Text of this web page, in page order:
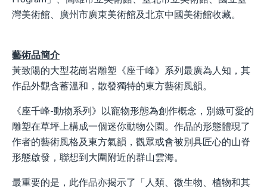
灣美術館、廣州市廣東美術館及北京中國美術館收藏。
藝術品簡介
黃致陽的大型花崗岩雕塑《座千峰》系列最廣為人知，其
作品外觀含蓄溫和，散發獨特的東方藝術風韻。
《座千峰-動物系列》以寵物形態為創作概念，別緻可愛的
雕塑在草坪上構成一個迷你動物公園。作品的形態體現了
作者的藝術風格及東方氣韻，觀眾或會被別具匠心的山脊
形態啟發，聯想到大圍附近的群山雲海。
最重要的是，此作品亦揭示了「人類、微生物、植物和其